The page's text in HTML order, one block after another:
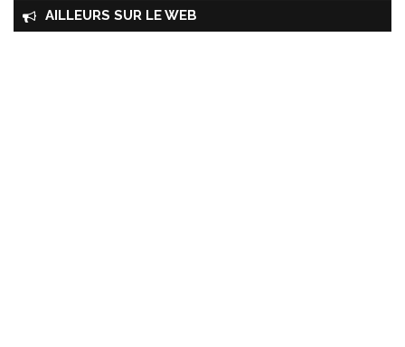
AILLEURS SUR LE WEB